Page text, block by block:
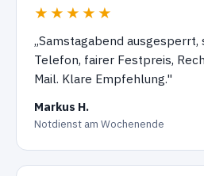
★★★★★
„Samstagabend
Telefon, fairer Festpreis,
Mail. Klare Empfehlung."
Markus H.
Notdienst am Wochenende